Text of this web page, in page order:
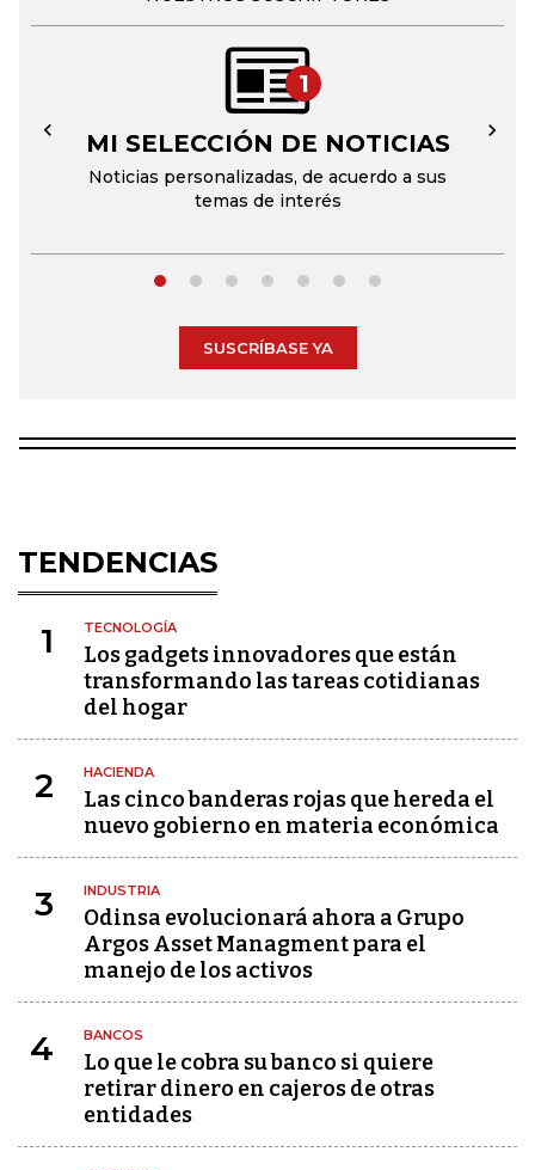
1
MI SELECCIÓN DE NOTICIAS
Noticias personalizadas, de acuerdo a sus
temas de interés
← →
SUSCRÍBASE YA
TENDENCIAS
1 TECNOLOGÍA
Los gadgets innovadores que están
transformando las tareas cotidianas
del hogar
2 HACIENDA
Las cinco banderas rojas que hereda el
nuevo gobierno en materia económica
3 INDUSTRIA
Odinsa evolucionará ahora a Grupo
Argos Asset Managment para el
manejo de los activos
4 BANCOS
Lo que le cobra su banco si quiere
retirar dinero en cajeros de otras
entidades